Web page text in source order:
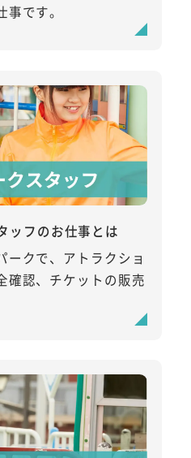
です。
ッフのお仕事とは
ークで、アトラクショ
確認、チケットの販売